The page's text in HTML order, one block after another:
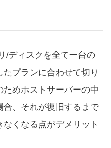
/ディスクを全て一台の
プランに合わせて切り
めホストサーバーの中
、それが復旧するまで
くなる点がデメリット